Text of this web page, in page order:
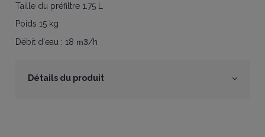
Taille du préfiltre 1.75 L
Poids 15 kg
Débit d'eau : 18 m3/h
Détails du produit